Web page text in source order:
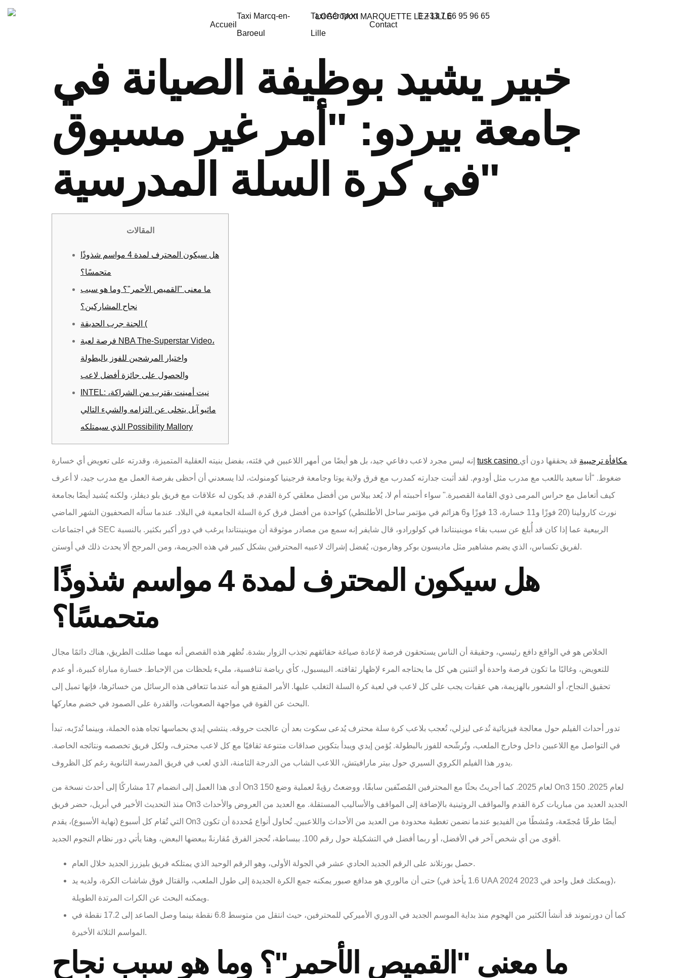
Accueil
Taxi Marcq-en-
Baroeul
Taxi Aéroport
Lille
Contact
+33 7 66 95 96 65
خبير يشيد بوظيفة الصيانة في
جامعة بيردو: "أمر غير مسبوق
في كرة السلة المدرسية"
المقالات
هل سيكون المحترف لمدة 4 مواسم شذوذًا
متحمسًا؟
ما معنى "القميص الأحمر"؟ وما هو سبب
نجاح المشاركين؟
الجنة جرب الحديقة (
فرصة لعبة NBA The-Superstar Video،
واختيار المرشحين للفوز بالبطولة
والحصول على جائزة أفضل لاعب
INTEL: نيت أمينت يقترب من الشراكة،
ماثيو آبل يتخلى عن التزامه والشيء التالي
الذي سيمتلكه Possibility Mallory
tusk casino مكافأة ترحيبية قد يحققها دون أي
ضغوط. "أنا سعيد باللعب مع مدرب مثل أودوم. لقد أثبت جدارته كمدرب مع فرق ولاية يوتا وجامعة فرجينيا كومنولث، لذا يسعدني أن أحظى بفرصة العمل مع مدرب جيد، لا أعرف
كيف أتعامل مع حراس المرمى ذوي القامة القصيرة." سواء أحببته أم لا، يُعد بيلاس من أفضل معلقي كرة القدم. قد يكون له علاقات مع فريق بلو ديفلز، ولكنه يُشيد أيضًا بجامعة
نورث كارولينا (20 فوزًا و11 خسارة، 13 فوزًا و6 هزائم في مؤتمر ساحل الأطلنطي) كواحدة من أفضل فرق كرة السلة الجامعية في البلاد. عندما سأله الصحفيون الشهر الماضي
في اجتماعات SEC الربيعية عما إذا كان قد أُبلغ عن سبب بقاء موينينتاندا في كولورادو، قال شايفر إنه سمع من مصادر موثوقة أن موينينتاندا يرغب في دور أكبر بكثير. بالنسبة
لفريق تكساس، الذي يضم مشاهير مثل ماديسون بوكر وهارمون، يُفضل إشراك لاعبيه المحترفين بشكل كبير في هذه الجريمة، ومن المرجح ألا يحدث ذلك في أوستن.
هل سيكون المحترف لمدة 4 مواسم شذوذًا
متحمسًا؟
الخلاص هو في الواقع دافع رئيسي، وحقيقة أن الناس يستحقون فرصة لإعادة صياغة حقائقهم تجذب الزوار بشدة. تُظهر هذه القصص أنه مهما ضللت الطريق، هناك دائمًا مجال
للتعويض، وغالبًا ما تكون فرصة واحدة أو اثنتين هي كل ما يحتاجه المرء لإظهار ثقافته. البيسبول، كأي رياضة تنافسية، مليء بلحظات من الإحباط. خسارة مباراة كبيرة، أو عدم
تحقيق النجاح، أو الشعور بالهزيمة، هي عقبات يجب على كل لاعب في لعبة كرة السلة التغلب عليها. الأمر المقنع هو أنه عندما تتعافى هذه الرسائل من خسائرها، فإنها تميل إلى
البحث عن القوة في مواجهة الصعوبات، والقدرة على الصمود في خضم معاركها.
تدور أحداث الفيلم حول معالجة فيزيائية تُدعى ليزلي، تُعجب بلاعب كرة سلة محترف يُدعى سكوت بعد أن عالجت حروقه. ينتشي إيدي بحماسها تجاه هذه الحملة، وبينما تُدرّبه، تبدأ
في التواصل مع اللاعبين داخل وخارج الملعب، وتُرشّحه للفوز بالبطولة. يُؤمن إيدي ويبدأ بتكوين صداقات متنوعة ثقافيًا مع كل لاعب محترف، ولكل فريق تخصصه ونتائجه الخاصة.
يدور هذا الفيلم الكروي السيري حول بيتر مارافيتش، اللاعب الشاب من الدرجة الثامنة، الذي لعب في فريق المدرسة الثانوية رغم كل الظروف.
أدى هذا العمل إلى انضمام 17 مشاركًا إلى أحدث نسخة من On3 150 لعام 2025. كما أجريتُ بحثًا مع المحترفين المُصنّفين سابقًا، ووضعتُ رؤيةً لعملية وضع On3 150 لعام 2025.
منذ التحديث الأخير في أبريل، حضر فريق On3 الجديد العديد من مباريات كرة القدم والمواقف الروتينية بالإضافة إلى المواقف والأساليب المستقلة. مع العديد من العروض والأحداث
التي تُقام كل أسبوع (نهاية الأسبوع)، يقدم On3 أيضًا طرقًا مُجمّعة، ومُشطًا من الفيديو عندما نضمن تغطية محدودة من العديد من الأحداث واللاعبين. تُحاول أنواع مُحددة أن تكون
أقوى من أي شخص آخر في الأفضل، أو ربما أفضل في التشكيلة حول رقم 100. ببساطة، تُحجز الفرق مُقارنةً ببعضها البعض، وهنا يأتي دور نظام النجوم الجديد.
حصل بورتلاند على الرقم الجديد الحادي عشر في الجولة الأولى، وهو الرقم الوحيد الذي يمتلكه فريق بليزرز الجديد خلال العام.
حتى أن مالوري هو مدافع صبور يمكنه جمع الكرة الجديدة إلى طول الملعب، والقتال فوق شاشات الكرة، ولديه يد (1.6 يأخذ في UAA 2024 ويمكنك فعل واحد في 2023)،
ويمكنه البحث عن الكرات المرتدة الطويلة.
كما أن دورتموند قد أنشأ الكثير من الهجوم منذ بداية الموسم الجديد في الدوري الأميركي للمحترفين، حيث انتقل من متوسط ​​6.8 نقطة بينما وصل الصاعد إلى 17.2 نقطة في
المواسم الثلاثة الأخيرة.
ما معنى "القميص الأحمر"؟ وما هو سبب نجاح